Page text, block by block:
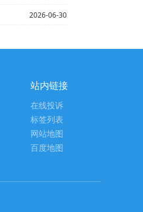
2026-06-30
站内链接
在线投诉
标签列表
网站地图
百度地图